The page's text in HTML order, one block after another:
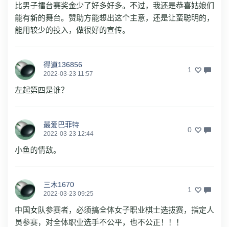
比男子擂台赛奖金少了好多好多。不过，我还是恭喜姑娘们
能有新的舞台。赞助方能想出这个主意，还是让蛮聪明的，
能用较少的投入，做很好的宣传。
得道136856
2022-03-23 11:57 1
左起第四是谁？
最爱巴菲特
2022-03-23 12:44 0
小鱼的情敌。
三木1670
2022-03-23 09:25 1
中国女队参赛者，必须搞全体女子职业棋士选拔赛，指定人
员参赛，对全体职业选手不公平，也不公正！！！